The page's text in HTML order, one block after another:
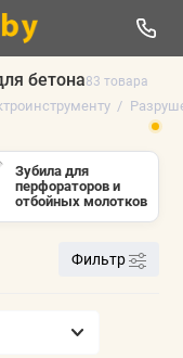
бетона83 товара
Зубила для
перфораторов и
отбойных молотков
Фильтр